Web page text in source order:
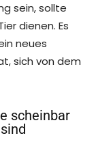
sein, sollte
dienen. Es
neues
sich von dem
scheinbar